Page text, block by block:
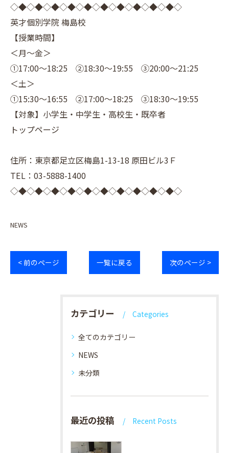
◇◆◇◆◇◆◇◆◇◆◇◆◇◆◇◆◇◆◇◆◇
英才個別学院 梅島校
【授業時間】
＜月～金＞
①17:00～18:25 ②18:30～19:55 ③20:00～21:25
＜土＞
①15:30～16:55 ②17:00～18:25 ③18:30～19:55
【対象】小学生・中学生・高校生・既卒者
トップページ
住所：東京都足立区梅島1-13-18 原田ビル3Ｆ
TEL：03-5888-1400
◇◆◇◆◇◆◇◆◇◆◇◆◇◆◇◆◇◆◇◆◇
NEWS
< 前のページ 一覧に戻る 次のページ >
カテゴリー Categories
全てのカテゴリー
NEWS
未分類
最近の投稿 Recent Posts